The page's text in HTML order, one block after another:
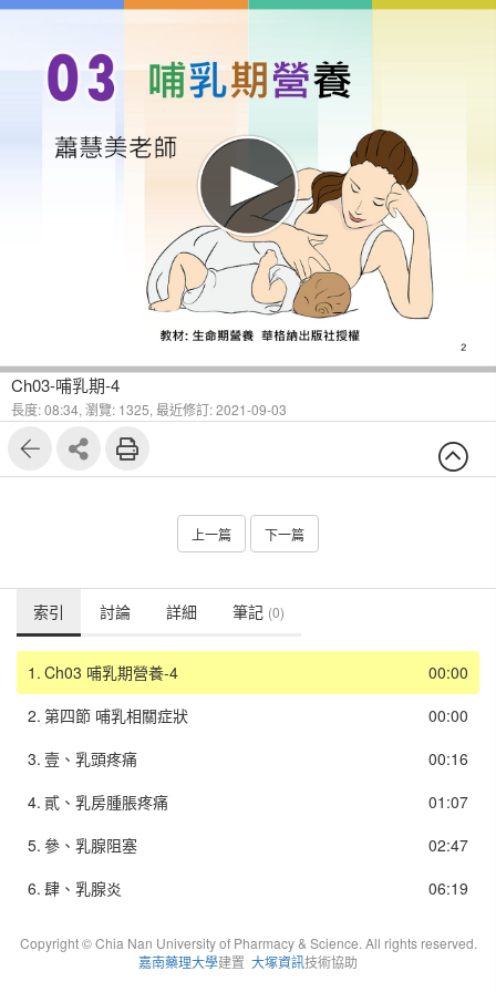
Ch03-哺乳期-4
長度: 08:34, 瀏覽: 1325, 最近修訂: 2021-09-03
上一篇 下一篇
索引 討論 詳細 筆記 (0)
00:00
1. Ch03 哺乳期營養-4
00:00
2. 第四節 哺乳相關症狀
00:16
3. 壹、乳頭疼痛
01:07
4. 貳、乳房腫脹疼痛
02:47
5. 參、乳腺阻塞
06:19
6. 肆、乳腺炎
Copyright © Chia Nan University of Pharmacy & Science. All rights reserved.
嘉南藥理大學建置 大塚資訊技術協助